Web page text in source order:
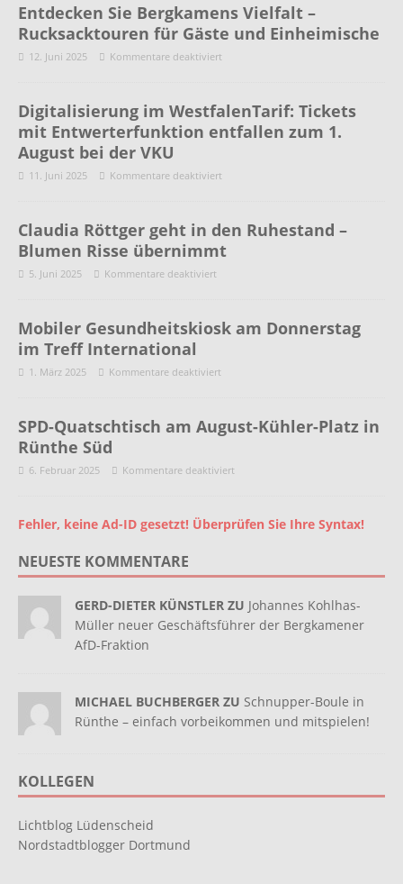
Entdecken Sie Bergkamens Vielfalt –
Rucksacktouren für Gäste und Einheimische
12. Juni 2025 Kommentare deaktiviert
Digitalisierung im WestfalenTarif: Tickets
mit Entwerterfunktion entfallen zum 1.
August bei der VKU
11. Juni 2025 Kommentare deaktiviert
Claudia Röttger geht in den Ruhestand –
Blumen Risse übernimmt
5. Juni 2025 Kommentare deaktiviert
Mobiler Gesundheitskiosk am Donnerstag
im Treff International
1. März 2025 Kommentare deaktiviert
SPD-Quatschtisch am August-Kühler-Platz in
Rünthe Süd
6. Februar 2025 Kommentare deaktiviert
Fehler, keine Ad-ID gesetzt! Überprüfen Sie Ihre Syntax!
NEUESTE KOMMENTARE
GERD-DIETER KÜNSTLER ZU Johannes Kohlhas-
Müller neuer Geschäftsführer der Bergkamener
AfD-Fraktion
MICHAEL BUCHBERGER ZU Schnupper-Boule in
Rünthe – einfach vorbeikommen und mitspielen!
KOLLEGEN
Lichtblog Lüdenscheid
Nordstadtblogger Dortmund